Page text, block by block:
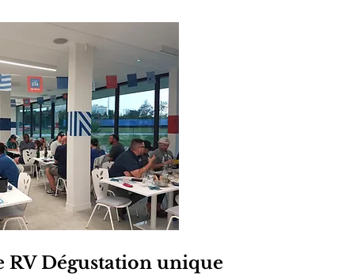
RV Dégustation unique